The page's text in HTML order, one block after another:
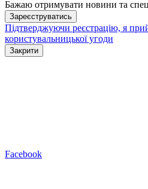
Бажаю отримувати новини та
Зареєструватись
Підтверджуючи реєстрацію, я
користувальницької угоди
Закрити
Facebook